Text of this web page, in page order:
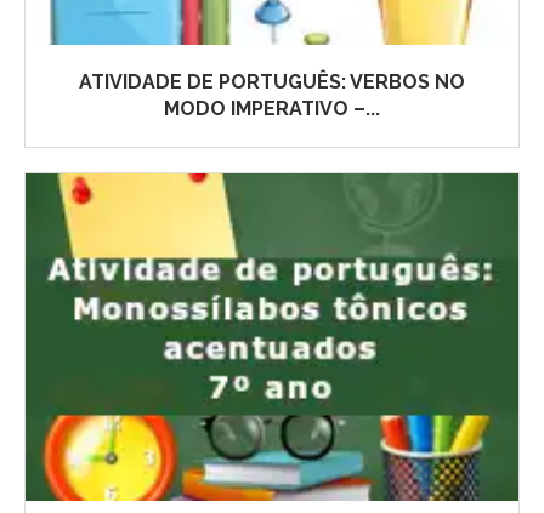
ATIVIDADE DE PORTUGUÊS: VERBOS NO
MODO IMPERATIVO –...